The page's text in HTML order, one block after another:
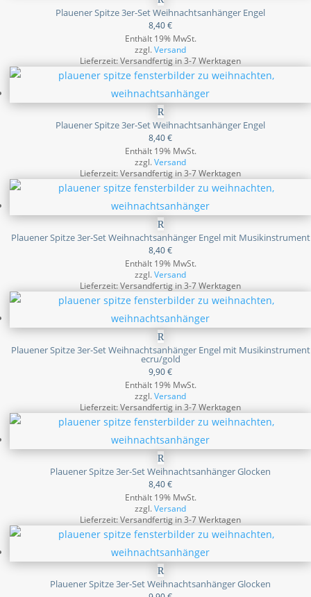
Plauener Spitze 3er-Set Weihnachtsanhänger Engel
8,40€
Enthält 19% MwSt.
zzgl.Versand
Lieferzeit: Versandfertig in 3-7 Werktagen
Plauener Spitze 3er-Set Weihnachtsanhänger Engel
8,40€
Enthält 19% MwSt.
zzgl.Versand
Lieferzeit: Versandfertig in 3-7 Werktagen
Plauener Spitze 3er-Set Weihnachtsanhänger Engel mit Musikinstrument
8,40€
Enthält 19% MwSt.
zzgl.Versand
Lieferzeit: Versandfertig in 3-7 Werktagen
Plauener Spitze 3er-Set Weihnachtsanhänger Engel mit Musikinstrument
ecru/gold
9,90€
Enthält 19% MwSt.
zzgl.Versand
Lieferzeit: Versandfertig in 3-7 Werktagen
Plauener Spitze 3er-Set Weihnachtsanhänger Glocken
8,40€
Enthält 19% MwSt.
zzgl.Versand
Lieferzeit: Versandfertig in 3-7 Werktagen
Plauener Spitze 3er-Set Weihnachtsanhänger Glocken